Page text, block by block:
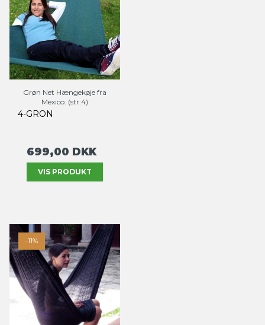
Grøn Net Hængekøje fra
Mexico. (str.4)
4-GRON
699,00 DKK
VIS PRODUKT
-11%